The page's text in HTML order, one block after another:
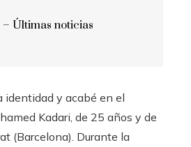
– Últimas noticias
identidad y acabé en el
Kadari, de 25 años y de
(Barcelona). Durante la